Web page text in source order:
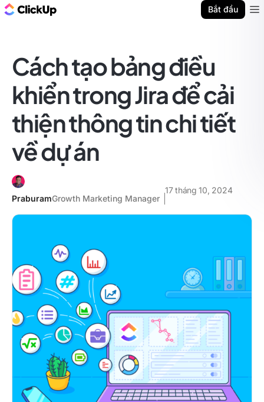
Bắt đầu
Cách tạo bảng điều
khiển trong Jira để cải
thiện thông tin chi tiết
về dự án
PraburamGrowth Marketing Manager
17 tháng 10, 2024